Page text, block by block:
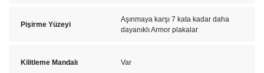
Pişirme Yüzeyi
Aşınmaya karşı 7 kata kadar daha
dayanıklı Armor plakalar
Kilitleme Mandalı Var